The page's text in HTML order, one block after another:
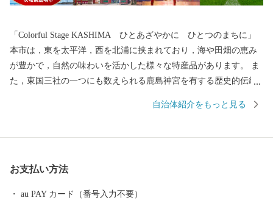
「Colorful Stage KASHIMA ひとあざやかに ひとつのまちに」
本市は，東を太平洋，西を北浦に挟まれており，海や田畑の恵み
が豊かで，自然の味わいを活かした様々な特産品があります。 ま
た，東国三社の一つにも数えられる鹿島神宮を有する歴史的伝統
ポーツが盛んであり，魅力と活力にあふれたまちです。 2021年に
セス≫ ・鹿嶋⇔東京間 ＪＲ鹿島線，東関東自動車道 約２
自治体紹介をもっと見る
お支払い方法
au PAY カード（番号入力不要）